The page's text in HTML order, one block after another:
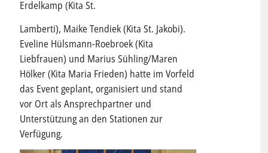
Erdelkamp (Kita St.
Lamberti), Maike Tendiek (Kita St. Jakobi).
Eveline Hülsmann-Roebroek (Kita
Liebfrauen) und Marius Sühling/Maren
Hölker (Kita Maria Frieden) hatte im Vorfeld
das Event geplant, organisiert und stand
vor Ort als Ansprechpartner und
Unterstützung an den Stationen zur
Verfügung.